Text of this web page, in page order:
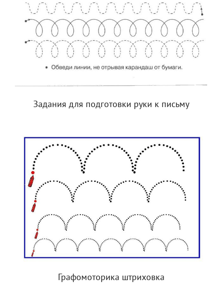
Задания для подготовки руки к письму
Графомоторика штриховка